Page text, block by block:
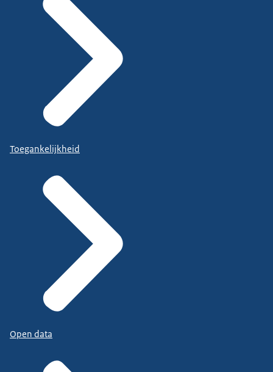
Toegankelijkheid
Open data